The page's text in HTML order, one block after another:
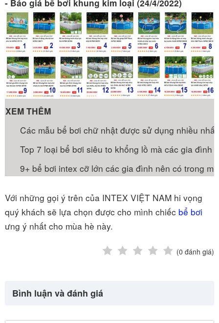
- Báo giá bể bơi khung kim loại (24/4/2022)
XEM THÊM
Các mẫu bể bơi chữ nhật được sử dụng nhiều
Top 7 loại bể bơi siêu to khổng lồ mà các gia đình
9+ bể bơi intex cỡ lớn các gia đình nên có trong
Với những gọi ý trên của INTEX VIỆT NAM hi vọng
quý khách sẽ lựa chọn được cho mình chiếc bể bơi
ưng ý nhất cho mùa hè này.
(0 đánh giá)
Bình luận và đánh giá